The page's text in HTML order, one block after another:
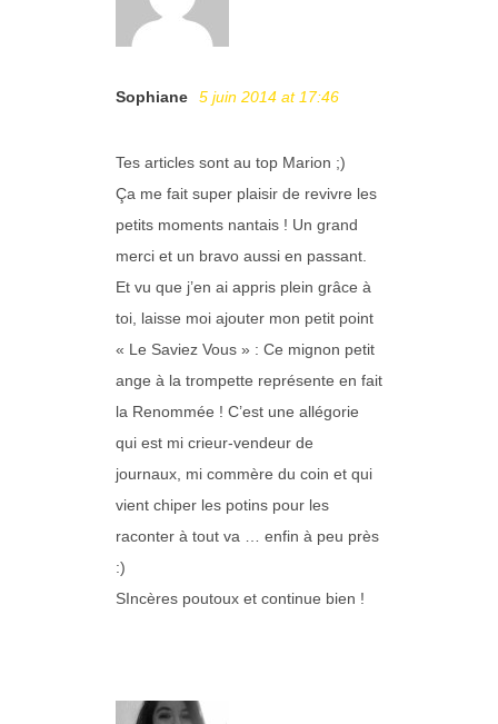
Sophiane 5 juin 2014 at 17:46
Tes articles sont au top Marion ;)
Ça me fait super plaisir de revivre les
petits moments nantais ! Un grand
merci et un bravo aussi en passant.
Et vu que j’en ai appris plein grâce à
toi, laisse moi ajouter mon petit point
« Le Saviez Vous » : Ce mignon petit
ange à la trompette représente en fait
la Renommée ! C’est une allégorie
qui est mi crieur-vendeur de
journaux, mi commère du coin et qui
vient chiper les potins pour les
raconter à tout va … enfin à peu près
:)
SIncères poutoux et continue bien !